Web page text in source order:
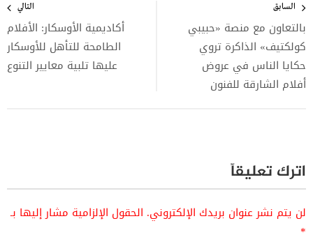
المقالات
السابق
بالتعاون مع منصة «حبيبي
كولكتيف» الذاكرة تروي
حكايا الناس في عروض
أفلام الشارقة للفنون
التالي
أكاديمية الأوسكار: الأفلام
الطامحة للتأهل للأوسكار
عليها تلبية معايير التنوع
اترك تعليقاً
لن يتم نشر عنوان بريدك الإلكتروني. الحقول الإلزامية مشار إليها بـ
*